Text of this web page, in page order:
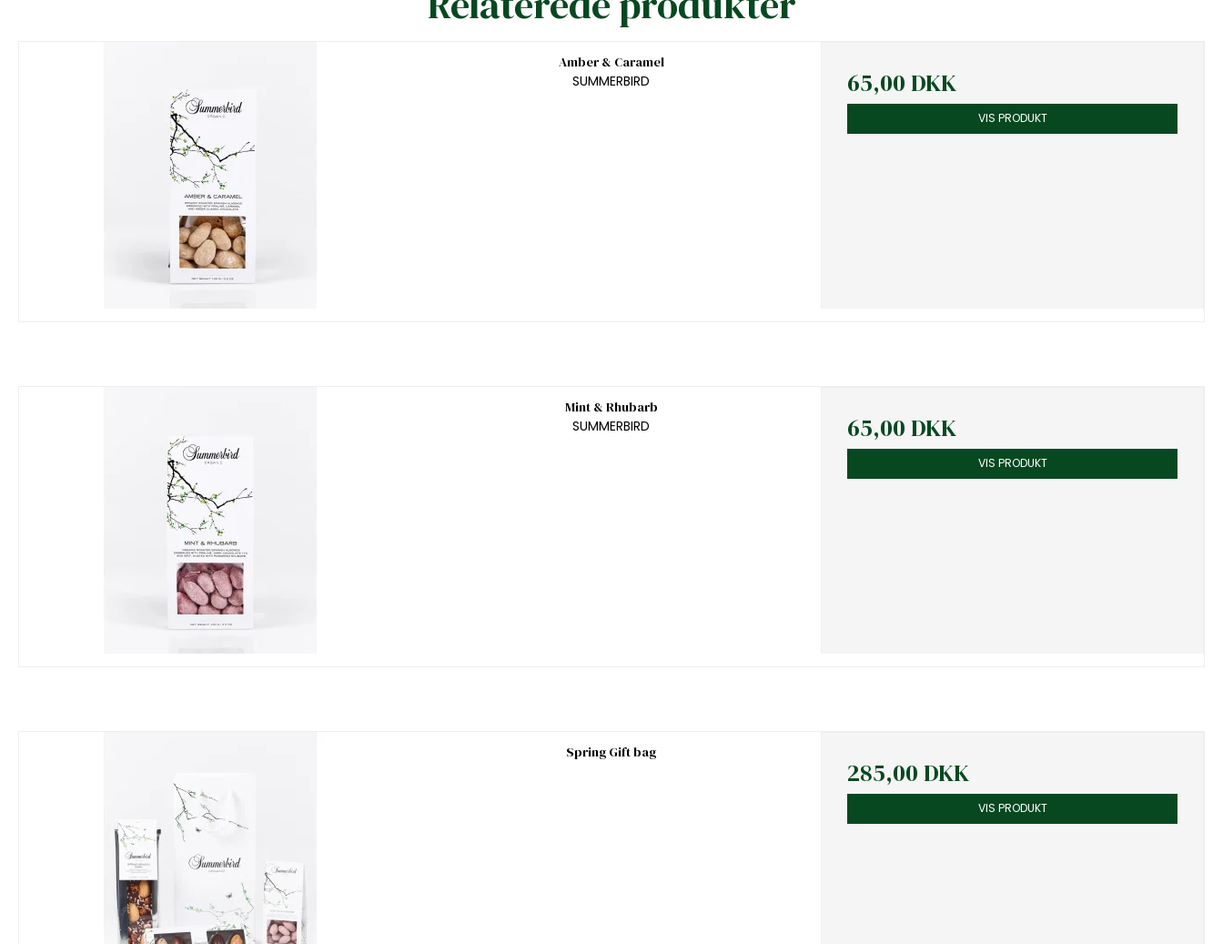
Amber & Caramel
SUMMERBIRD
65,00 DKK
VIS PRODUKT
Mint & Rhubarb
SUMMERBIRD
65,00 DKK
VIS PRODUKT
Spring Gift bag
285,00 DKK
VIS PRODUKT